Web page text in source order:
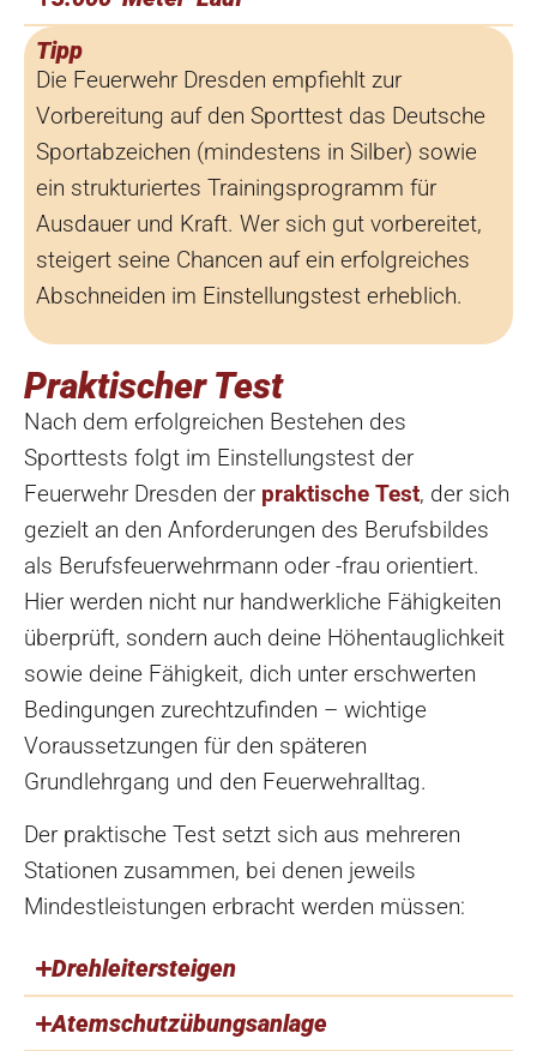
Tipp
Die Feuerwehr Dresden empfiehlt zur
Vorbereitung auf den Sporttest das Deutsche
Sportabzeichen (mindestens in Silber) sowie
ein strukturiertes Trainingsprogramm für
Ausdauer und Kraft. Wer sich gut vorbereitet,
steigert seine Chancen auf ein erfolgreiches
Abschneiden im Einstellungstest erheblich.
Praktischer Test
Nach dem erfolgreichen Bestehen des
Sporttests folgt im Einstellungstest der
Feuerwehr Dresden der praktische Test, der sich
gezielt an den Anforderungen des Berufsbildes
als Berufsfeuerwehrmann oder -frau orientiert.
Hier werden nicht nur handwerkliche Fähigkeiten
überprüft, sondern auch deine Höhentauglichkeit
sowie deine Fähigkeit, dich unter erschwerten
Bedingungen zurechtzufinden – wichtige
Voraussetzungen für den späteren
Grundlehrgang und den Feuerwehralltag.
Der praktische Test setzt sich aus mehreren
Stationen zusammen, bei denen jeweils
Mindestleistungen erbracht werden müssen:
Drehleitersteigen
Atemschutzübungsanlage